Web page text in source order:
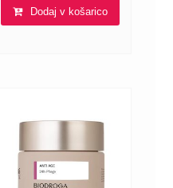
Dodaj v košarico